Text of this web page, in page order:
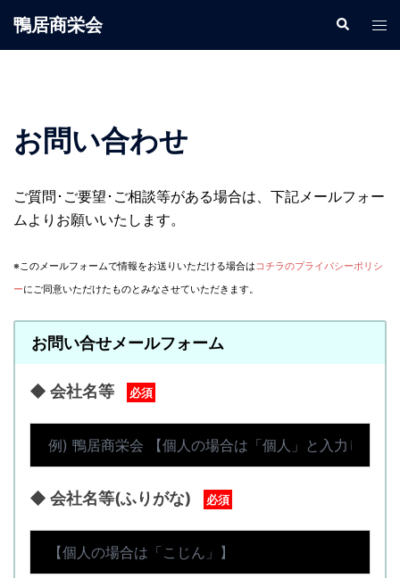
鴨居商栄会
お問い合わせ
ご質問･ご要望･ご相談等がある場合は、下記メールフォー
ムよりお願いいたします。
※このメールフォームで情報をお送りいただける場合はコチラのプライバシーポリシ
ーにご同意いただけたものとみなさせていただきます。
お問い合せメールフォーム
◆ 会社名等 必須
◆ 会社名等(ふりがな) 必須